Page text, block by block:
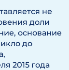
не
доли
основание
до
2015 года